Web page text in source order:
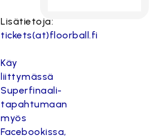
Lisätietoja:
tickets(at)floorball.fi
Käy
liittymässä
Superfinaali-
tapahtumaan
myös
Facebookissa,